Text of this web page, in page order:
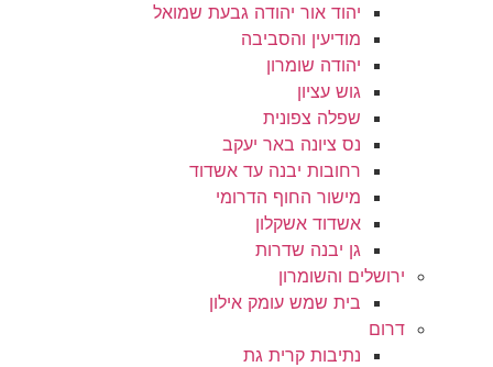
יהוד אור יהודה גבעת שמואל
מודיעין והסביבה
יהודה שומרון
גוש עציון
שפלה צפונית
נס ציונה באר יעקב
רחובות יבנה עד אשדוד
מישור החוף הדרומי
אשדוד אשקלון
גן יבנה שדרות
ירושלים והשומרון
בית שמש עומק אילון
דרום
נתיבות קרית גת